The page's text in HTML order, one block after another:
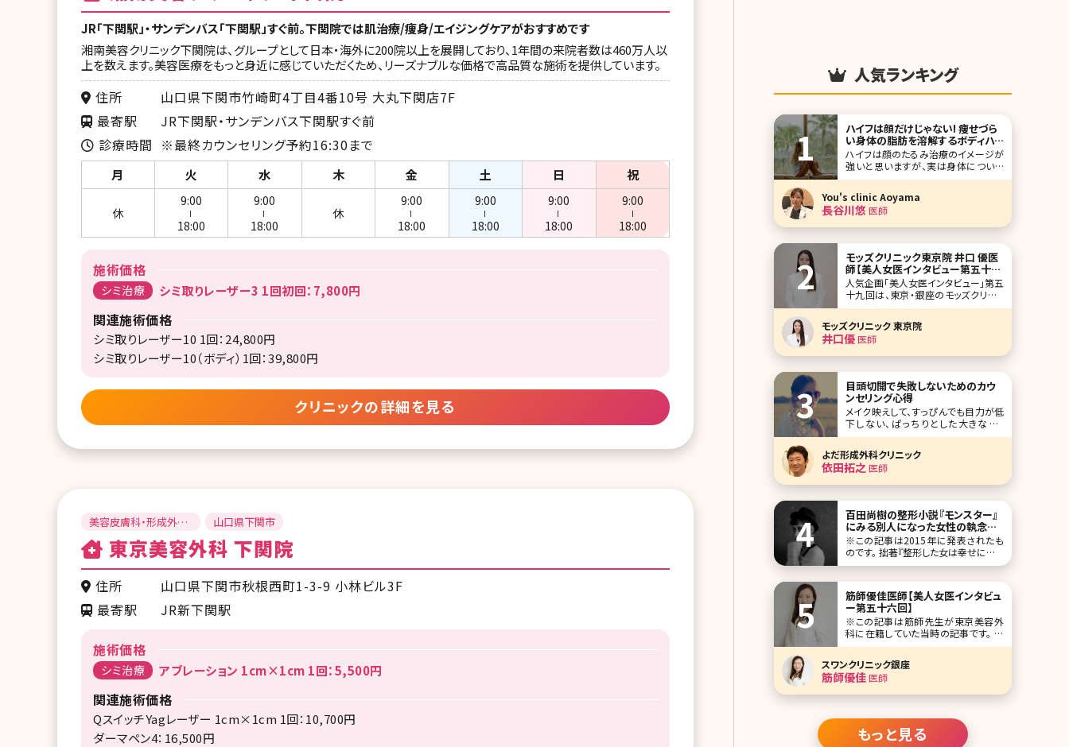
JR「下関駅」・サンデンバス「下関駅」すぐ前。下関院では肌治療/痩身/エイジングケアがおすすめです
湘南美容クリニック下関院は、グループとして日本・海外に200院以上を展開しており、1年間の来院者数は460万人以
上を数えます。美容医療をもっと身近に感じていただくため、リーズナブルな価格で高品質な施術を提供しています。
住所
山口県下関市竹崎町4丁目4番10号 大丸下関店7F
最寄駅
JR下関駅・サンデンバス下関駅すぐ前
診療時間 ※最終カウンセリング予約16:30まで
月 火 水 木 金 土 日 祝
休
9:00
18:00
9:00
18:00
休
9:00
18:00
9:00
18:00
9:00
18:00
9:00
18:00
施術価格
シミ治療 シミ取りレーザー3 1回初回：7,800円
関連施術価格
シミ取りレーザー10 1回：24,800円
シミ取りレーザー10（ボディ）1回：39,800円
クリニックの詳細を見る
美容皮膚科・形成外
科・美容外科
山口県下関市
東京美容外科 下関院
住所
山口県下関市秋根西町1-3-9 小林ビル3F
最寄駅
JR新下関駅
施術価格
シミ治療 アブレーション 1cm×1cm 1回：5,500円
関連施術価格
QスイッチYagレーザー 1cm×1cm 1回：10,700円
ダーマペン4：16,500円
人気ランキング
ハイフは顔だけじゃない! 痩せづら
い身体の脂肪を溶解するボディハイ
フとは
ハイフは顔のたるみ治療のイメージが
強いと思いますが、実は身体についた
脂肪を破壊しボリュームを減少させる
露出が増える季節に、体型が気になる
方や年々代謝が落ちてしまい同じ食事
や活動量でも太ってしまいお悩みの方
You's clinic Aoyama
長谷川悠 医師
モッズクリニック東京院 井口 優医
師【美人女医インタビュー第五十九
回】
人気企画「美人女医インタビュー」第五
十九回は、東京・銀座のモッズクリニッ
ク（Mods Clinic）東京院の井口優（いぐ
ちゆう）先生です。 そのこだわりから脂
肪吸引・脂肪注入で指名が多い銀座の
モッズクリニック。海外からの患者さん
も多く、日帰りや一泊二日で脂肪吸引
モッズクリニック 東京院
井口優医師
目頭切開で失敗しないためのカウ
ンセリング心得
メイク映えして、すっぴんでも目力が低
下しない、ぱっちりとした大きな目。
Twitterなどでも「二重にしたい」「目頭
切開したい」というツイートをよく見か
けます。昔と違って、費用も安くなり気
軽に受けられるような印象もある、目
を大きくするための手術。
よだ形成外科クリニック
依田拓之 医師
百田尚樹の整形小説『モンスター』
にみる別人になった女性の執念と
その結末／北条かや
※この記事は2015年に発表されたも
のです。 拙著『整形した女は幸せになっ
ているのか』を書くため、何作か「美容
で美しくなった ”にもかかわらず” 不幸
になるか、それとも、一人の男の愛を手
に入れてハッピーエンドを迎えるか、そ
のいず
筋師優佳医師【美人女医インタビュ
ー第五十六回】
※この記事は筋師先生が東京美容外
科に在籍していた当時の記事です。 人
気企画「美人女医インタビュー」第五十
六回は、福島県福島市の麻生美容外科
クリニック福島院（東京美容外科 福島
院）で院長を務める筋師優佳（すじしゆ
うか）先生です。 クールビューティー。そ
科専門
スワンクリニック銀座
筋師優佳医師
もっと見る